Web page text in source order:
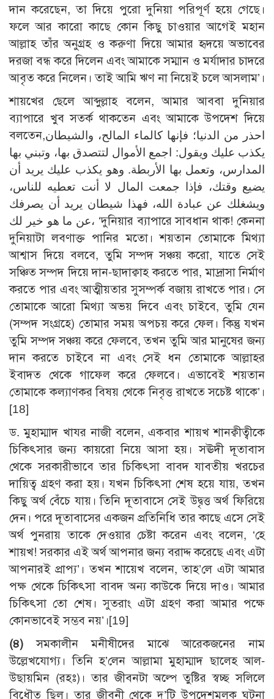
দান করেছেন, তা দিয়ে পুরো দুনিয়া পরিপূর্ণ হয়ে গেছে।
ফলে আর কারো কাছে কোন কিছু চাওয়ার আগেই মহান
আল্লাহ তাঁর অনুগ্রহ ও করুণা দিয়ে আমার হৃদয়ে অভাবের
দরজা বন্ধ করে দিলেন এবং আমাকে সম্মান ও মর্যাদার চাদরে
আবৃত করে নিলেন। তাই আমি ঋণ না নিয়েই চলে আসলাম’।
শায়খের ছেলে আব্দুল্লাহ বলেন, আমার আববা দুনিয়ার
ব্যাপারে খুব সতর্ক থাকতেন এবং আমাকে উপদেশ দিয়ে
বলতেন,احذر من الدنيا؛ فإنها كالماء المالح، والشيطان
يكذب عليك ويقول: اجمع الأموال لتتصدق بها، وتبني بها
المدارس، وتعمل بها الأربطة. وهو يكذب عليك يريد أن
يضيع وقتك، فإذا جمعت المال لا أنت تعطيه للناس،
ويشغلك عن عبادة الله، فهذا شيطان يريد أن يصرفك
عن ما هو خير لك، ‘দুনিয়ার ব্যাপারে সাবধান থাক! কেননা
দুনিয়াটা লবণাক্ত পানির মতো। শয়তান তোমাকে মিথ্যা
আশ্বাস দিয়ে বলবে, তুমি সম্পদ সঞ্চয় করো, যাতে সেই
সঞ্চিত সম্পদ দিয়ে দান-ছাদাক্বাহ করতে পার, মাদ্রাসা নির্মাণ
করতে পার এবং আত্মীয়তার সুসম্পর্ক বজায় রাখতে পার। সে
তোমাকে আরো মিথ্যা অভয় দিবে এবং চাইবে, তুমি যেন
(সম্পদ সংগ্রহে) তোমার সময় অপচয় করে ফেল। কিন্তু যখন
তুমি সম্পদ সঞ্চয় করে ফেলবে, তখন তুমি আর মানুষের জন্য
দান করতে চাইবে না এবং সেই ধন তোমাকে আল্লাহর
ইবাদত থেকে গাফেল করে ফেলবে। এভাবেই শয়তান
তোমাকে কল্যাণকর বিষয় থেকে নিবৃত্ত রাখতে সচেষ্ট থাকে’।
[18]
ড. মুহাম্মাদ খাযর নাজী বলেন, একবার শায়খ শানক্বীত্বীকে
চিকিৎসার জন্য কায়রো নিয়ে আসা হয়। সঊদী দূতাবাস
থেকে সরকারীভাবে তার চিকিৎসা বাবদ যাবতীয় খরচের
দায়িত্ব গ্রহণ করা হয়। যখন চিকিৎসা শেষ হয়ে যায়, তখন
কিছু অর্থ বেঁচে যায়। তিনি দূতাবাসে সেই উদ্বৃত্ত অর্থ ফিরিয়ে
দেন। পরে দূতাবাসের একজন প্রতিনিধি তার কাছে এসে সেই
অর্থ পুনরায় তাকে দেওয়ার চেষ্টা করেন এবং বলেন, ‘হে
শায়খ! সরকার এই অর্থ আপনার জন্য বরাদ্দ করেছে এবং এটা
আপনারই প্রাপ্য’। তখন শায়েখ বলেন, তাহ’লে এটা আমার
পক্ষ থেকে চিকিৎসা বাবদ অন্য কাউকে দিয়ে দাও। আমার
চিকিৎসা তো শেষ। সুতরাং এটা গ্রহণ করা আমার পক্ষে
কোনভাবেই সম্ভব নয়’।[19]
(৪) সমকালীন মনীষীদের মাঝে আরেকজনের নাম
উল্লেখযোগ্য। তিনি হ’লেন আল্লামা মুহাম্মাদ ছালেহ আল-
উছায়মিন (রহঃ)। তার জীবনটা অল্পে তুষ্টির স্বচ্ছ সলিলে
বিধৌত ছিল। তার জীবনী থেকে দু’টি উপদেশমূলক ঘটনা